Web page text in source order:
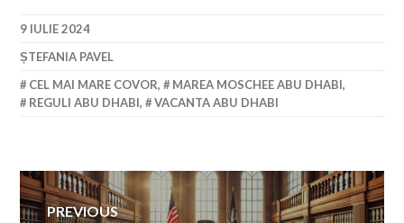
9 IULIE 2024
ȘTEFANIA PAVEL
CEL MAI MARE COVOR, MAREA MOSCHEE ABU DHABI,
REGULI ABU DHABI, VACANTA ABU DHABI
Navigare
PREVIOUS